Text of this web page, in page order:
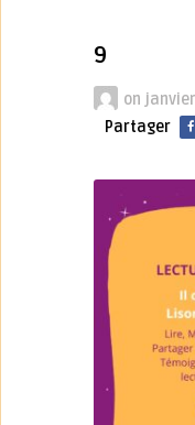
9
on
Partager